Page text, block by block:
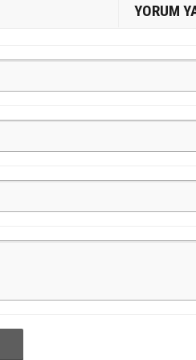
YORUM